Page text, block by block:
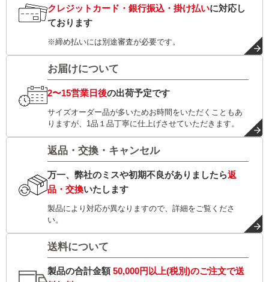
クレジットカード・銀行振込・掛け払いに対応し
ております
※締め払いには別途審査が必要です。
お届けについて
2〜15営業日後の出荷予定です
サイズオーダー品が多いためお時間をいただくこともあ
りますが、1品１品丁寧に仕上げさせていただきます。
返品・交換・キャンセル
万一、弊社のミスや初期不良がありましたら返
品・交換いたします
製品により対応が異なりますので、詳細をご覧くださ
い。
送料について
製品の合計金額50,000円以上(税別)のご注文で送